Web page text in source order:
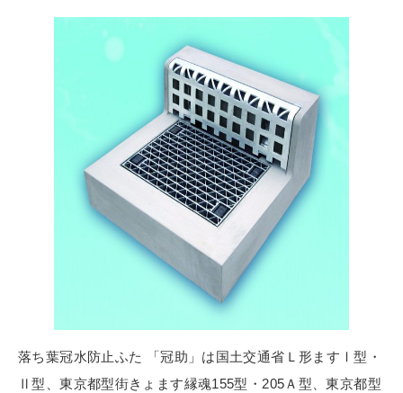
落ち葉冠水防止ふた 「冠助」は国土交通省Ｌ形ますⅠ型・
Ⅱ型、東京都型街きょます縁魂155型・205Ａ型、東京都型